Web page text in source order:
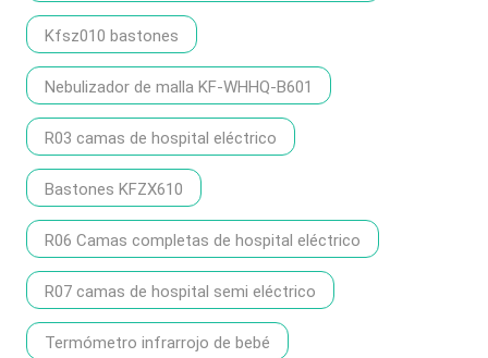
Kfsz010 bastones
Nebulizador de malla KF-WHHQ-B601
R03 camas de hospital eléctrico
Bastones KFZX610
R06 Camas completas de hospital eléctrico
R07 camas de hospital semi eléctrico
Termómetro infrarrojo de bebé